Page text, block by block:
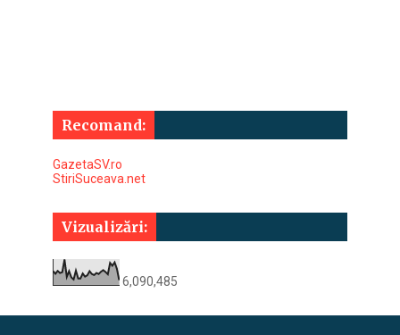
Recomand:
GazetaSV.ro
StiriSuceava.net
Vizualizări:
6,090,485